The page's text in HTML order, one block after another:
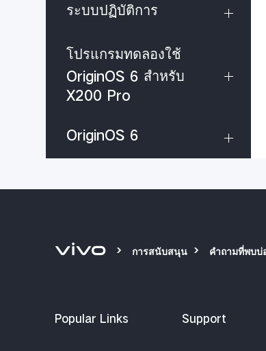
ระบบปฏิบัติการ
โปรแกรมทดลองใช้
OriginOS 6 สำหรับ
X200 Pro
OriginOS 6
การสนับสนุน คำถามที่พบบ่
Popular Links Support